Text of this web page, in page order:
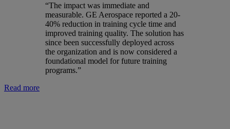
“The impact was immediate and
measurable. GE Aerospace reported a 20-
40% reduction in training cycle time and
improved training quality. The solution has
since been successfully deployed across
the organization and is now considered a
foundational model for future training
programs.”
Read more